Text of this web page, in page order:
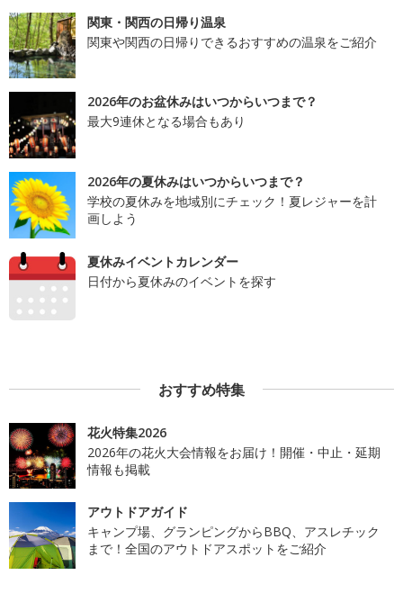
関東・関西の日帰り温泉
関東や関西の日帰りできるおすすめの温泉をご紹介
2026年のお盆休みはいつからいつまで？
最大9連休となる場合もあり
2026年の夏休みはいつからいつまで？
学校の夏休みを地域別にチェック！夏レジャーを計
画しよう
夏休みイベントカレンダー
日付から夏休みのイベントを探す
おすすめ特集
花火特集2026
2026年の花火大会情報をお届け！開催・中止・延期
情報も掲載
アウトドアガイド
キャンプ場、グランピングからBBQ、アスレチック
まで！全国のアウトドアスポットをご紹介